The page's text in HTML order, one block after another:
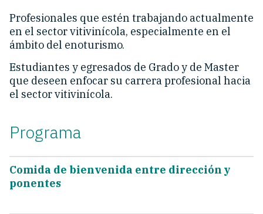
Profesionales que estén trabajando actualmente
en el sector vitivinícola, especialmente en el
ámbito del enoturismo.
Estudiantes y egresados de Grado y de Master
que deseen enfocar su carrera profesional hacia
el sector vitivinícola.
Programa
Comida de bienvenida entre dirección y
ponentes